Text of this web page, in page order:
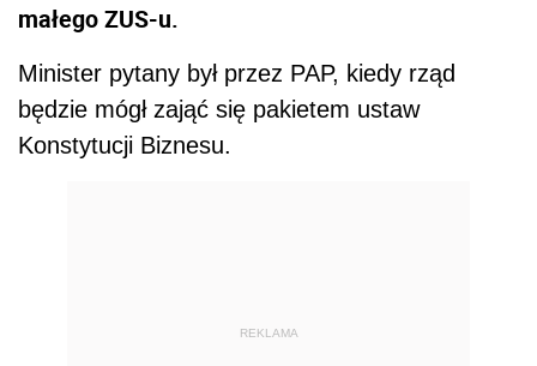
małego ZUS-u.
Minister pytany był przez PAP, kiedy rząd
będzie mógł zająć się pakietem ustaw
Konstytucji Biznesu.
REKLAMA